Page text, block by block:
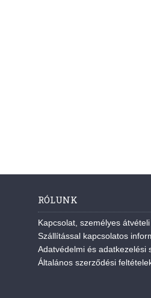
RÓLUNK
Kapcsolat, személyes
Szállítással kapcsolatos
Adatvédelmi és adatkezelési
Általános szerződési